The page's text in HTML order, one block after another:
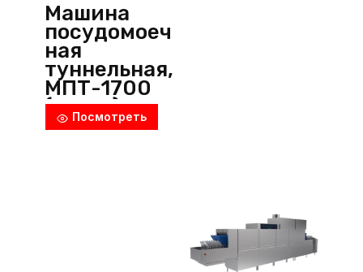
Машина
посудомоеч
ная
туннельная,
МПТ-1700
(левая),
AbatПосмотреть